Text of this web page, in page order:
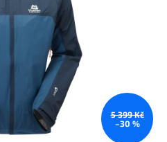
5 399 Kč
–30 %